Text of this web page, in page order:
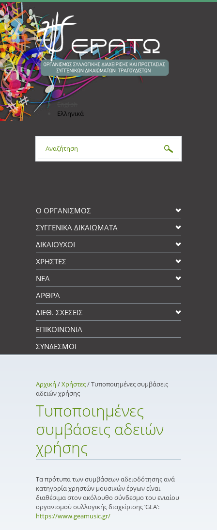
Παράκαμψη προς το κυρίως περιεχόμενο
English
Ελληνικά
Φόρμα αναζήτησης
Ο ΟΡΓΑΝΙΣΜΟΣ
ΣΥΓΓΕΝΙΚΆ ΔΙΚΑΙΩΜΑΤΑ
ΔΙΚΑΙΟΥΧΟΙ
XΡΉΣΤΕΣ
ΝΕΑ
ΑΡΘΡΑ
ΔΙΕΘ. ΣΧΕΣΕΙΣ
ΕΠΙΚΟΙΝΩΝΊΑ
ΣΎΝΔΕΣΜΟΙ
Αρχική /Xρήστες/Τυποποιημένες συμβάσεις
αδειών χρήσης
Τυποποιημένες
συμβάσεις αδειών
χρήσης
Τα πρότυπα των συμβάσεων αδειοδότησης ανά
κατηγορία χρηστών μουσικών έργων είναι
διαθέσιμα στον ακόλουθο σύνδεσμο του ενιαίου
οργανισμού συλλογικής διαχείρισης ‘GEA’:
https://www.geamusic.gr/